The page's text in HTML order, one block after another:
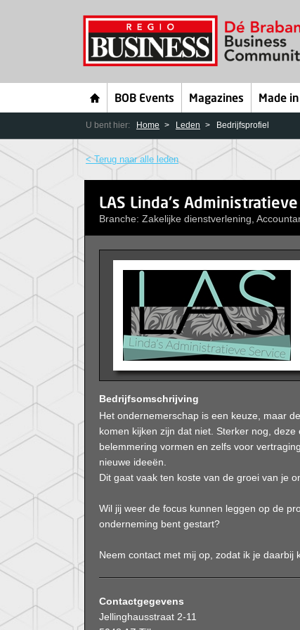
BOB Events Magazines Made
U bent hier: Home Leden Bedrijfsprofiel
< Terug naar alle leden
LAS Linda's
Branche: Zakelijke dienstverlening,
Bedrijfsomschrijving
Het ondernemerschap is een keuze, maar
komen kijken zijn dat niet. Sterker nog,
belemmering vormen en zelfs voor
nieuwe ideeën.
Dit gaat vaak ten koste van de groei van je
Wil jij weer de focus kunnen leggen op de
onderneming bent gestart?
Neem contact met mij op, zodat ik je daarbij
Contactgegevens
Jellinghausstraat 2-11